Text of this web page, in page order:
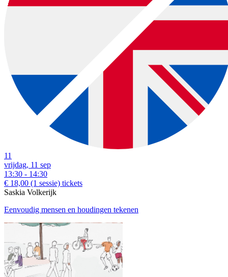
11
vrijdag, 11 sep
13:30 - 14:30
€ 18,00 (1 sessie) tickets
Saskia Volkerijk
Eenvoudig mensen en houdingen tekenen